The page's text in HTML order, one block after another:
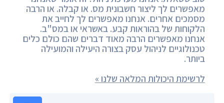
מאפשרים לך ליצור חשבונית מס. או קבלה. או הרבה
מסמכים אחרים. אנחנו מאפשרים לך לחייב את
הלקוחות של בהוראות קבע. באשראי או במס"ב.
אנחנו מאפשרים הרבה מאוד דברים שהם כולם כלים
טכנולוגיים לניהול עסק בצורה היעילה והמועילה
ביותר.
לרשימת היכולות המלאה שלנו »